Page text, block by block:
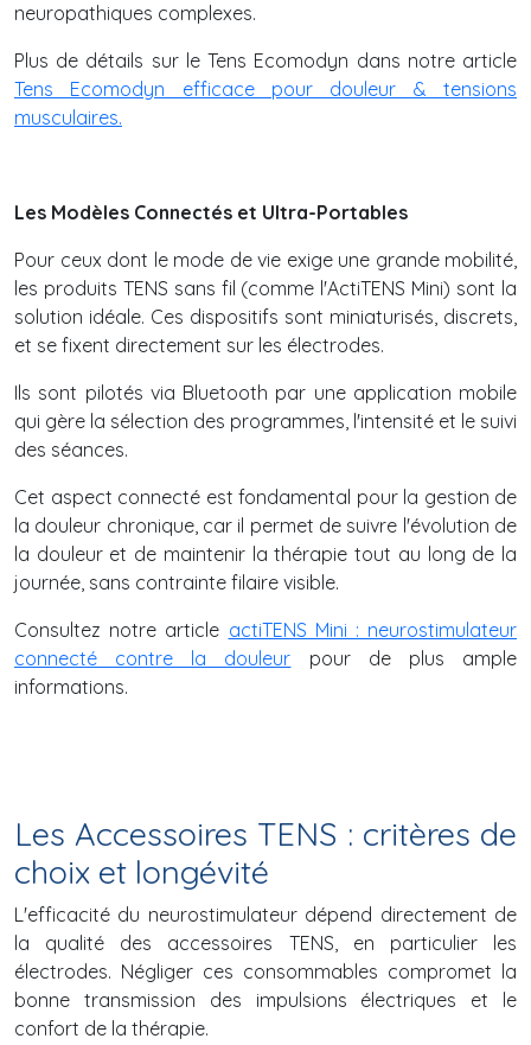
neuropathiques complexes.
Plus de détails sur le Tens Ecomodyn dans notre article
Tens Ecomodyn efficace pour douleur & tensions
musculaires.
Les Modèles Connectés et Ultra-Portables
Pour ceux dont le mode de vie exige une grande mobilité,
les produits TENS sans fil (comme l'ActiTENS Mini) sont la
solution idéale. Ces dispositifs sont miniaturisés, discrets,
et se fixent directement sur les électrodes.
Ils sont pilotés via Bluetooth par une application mobile
qui gère la sélection des programmes, l'intensité et le suivi
des séances.
Cet aspect connecté est fondamental pour la gestion de
la douleur chronique, car il permet de suivre l'évolution de
la douleur et de maintenir la thérapie tout au long de la
journée, sans contrainte filaire visible.
Consultez notre article actiTENS Mini : neurostimulateur
connecté contre la douleur pour de plus ample
informations.
Les Accessoires TENS : critères de
choix et longévité
L'efficacité du neurostimulateur dépend directement de
la qualité des accessoires TENS, en particulier les
électrodes. Négliger ces consommables compromet la
bonne transmission des impulsions électriques et le
confort de la thérapie.